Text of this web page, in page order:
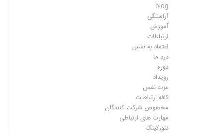
blog
آراستگی
آموزش
ارتباطات
اعتماد به نفس
دردِ ما
دوره
رویداد
عزت نفس
کافه ارتباطات
مخصوص شرکت کنندگان
مهارت های ارتباطی
نتورکینگ